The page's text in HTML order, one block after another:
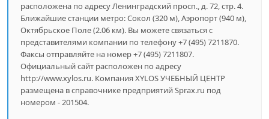
расположена по адресу Ленинградский просп., д. 72, стр. 4.
Ближайшие станции метро: Сокол (320 м), Аэропорт (940 м),
Октябрьское Поле (2.06 км). Вы можете связаться с
представителями компании по телефону +7 (495) 7211870.
Факсы отправляйте на номер +7 (495) 7211807.
Официальный сайт расположен по адресу
http://www.xylos.ru. Компания XYLOS УЧЕБНЫЙ ЦЕНТР
размещена в справочнике предприятий Sprax.ru под
номером - 201504.